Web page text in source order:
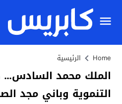
Home الرئيسية
الملك محمد السادس…
التنموية وباني مجد